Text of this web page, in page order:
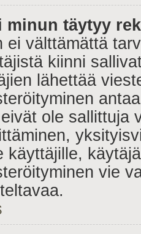
minun täytyy
ei välttämättä
kiinni
lähettää
ole sallittuja
käyttäjille,
vie